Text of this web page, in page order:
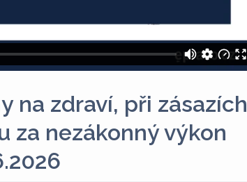
na zdraví, při zásazích
za nezákonný výkon